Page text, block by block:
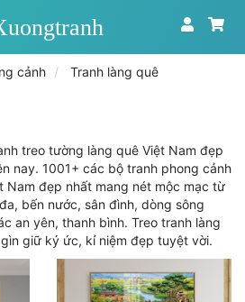
cảnh Tranh làng quê
treo tường làng quê Việt Nam đẹp
nay. 1001+ các bộ tranh phong cảnh
Nam đẹp nhất mang nét mộc mạc từ
bến nước, sân đình, dòng sông
an yên, thanh bình. Treo tranh làng
giữ ký ức, kỉ niệm đẹp tuyệt vời.